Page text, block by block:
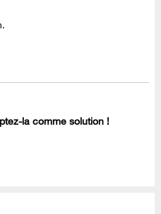
la comme solution !